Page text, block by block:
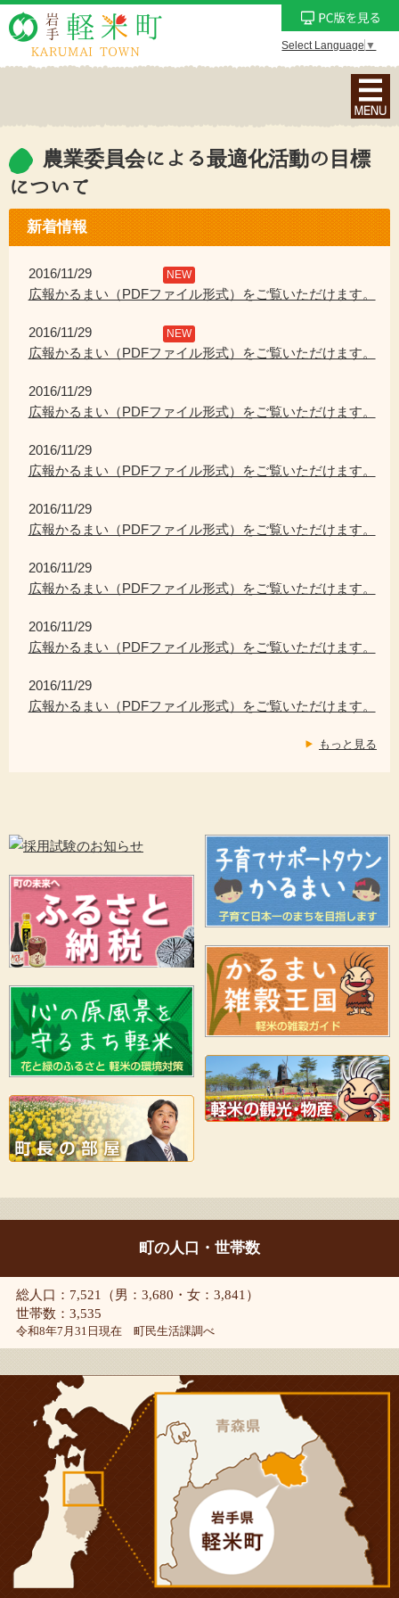
Select Language ▼
ナ
ビ
ー
シ
ン
メ
表
農業委員会による最適化活動の目標
について
新着情報
2016/11/29 NEW
広報かるまい（PDFファイル形式）をご覧いただけます。
2016/11/29 NEW
広報かるまい（PDFファイル形式）をご覧いただけます。
2016/11/29
広報かるまい（PDFファイル形式）をご覧いただけます。
2016/11/29
広報かるまい（PDFファイル形式）をご覧いただけます。
2016/11/29
広報かるまい（PDFファイル形式）をご覧いただけます。
2016/11/29
広報かるまい（PDFファイル形式）をご覧いただけます。
2016/11/29
広報かるまい（PDFファイル形式）をご覧いただけます。
2016/11/29
広報かるまい（PDFファイル形式）をご覧いただけます。
もっと見る
町の人口・世帯数
総人口：7,521（男：3,680・女：3,841）
世帯数：3,535
令和8年7月31日現在 町民生活課調べ